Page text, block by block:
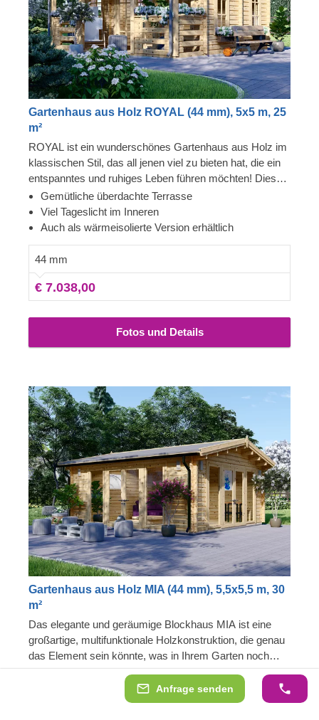
Anfrage senden
Gartenhaus aus Holz ROYAL (44 mm), 5x5 m, 25
m²
ROYAL ist ein wunderschönes Gartenhaus aus Holz im
klassischen Stil, das all jenen viel zu bieten hat, die ein
entspanntes und ruhiges Leben führen möchten! Diese
charmante Hütte ist nicht nur eine attraktive, robuste und
umweltfreundliche Option, sondern bietet auch viele
funktionelle Vorteile und Nutzungsmöglichkeiten. Das
Entspannungsoase in Ihrem Garten verwandelt werden,
in einen Hobby- oder Werkstattraum oder in einen Ort,
an dem Sie mit Ihrer Familie und Ihren Freunden einen
Urlaub in der Natur verbringen können. Für besonders
hohen Komfort ist auch eine isolierte Version dieses
Gemütliche überdachte Terrasse
Viel Tageslicht im Inneren
Auch als wärmeisolierte Version erhältlich
44 mm
€ 7.038,00
Fotos und Details
Gartenhaus aus Holz MIA (44 mm), 5,5x5,5 m, 30
m²
Das elegante und geräumige Blockhaus MIA ist eine
großartige, multifunktionale Holzkonstruktion, die genau
das Element sein könnte, was in Ihrem Garten noch
fehlt. Durch die offene Grundrissgestaltung lässt sich
der Innenbereich beliebig gestalten und kann zum
komfortablen Gartenwohnraum, zum Treffpunkt für
Geräumig und gemütlich
Großzügig und vielseitig
Auch als wärmeisolierte Version erhältlich